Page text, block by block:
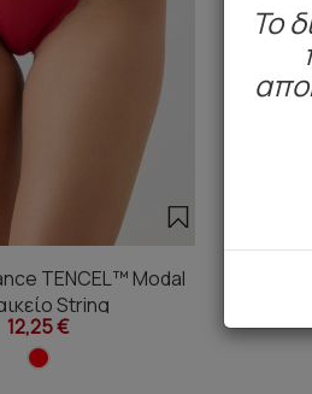
TENCEL™ Modal
String
12,25 €
To